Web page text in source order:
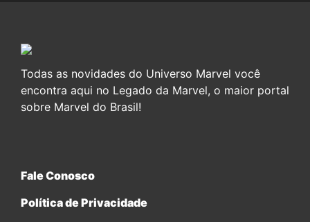
Todas as novidades do Universo Marvel você
encontra aqui no Legado da Marvel, o maior portal
sobre Marvel do Brasil!
Fale Conosco
Política de Privacidade